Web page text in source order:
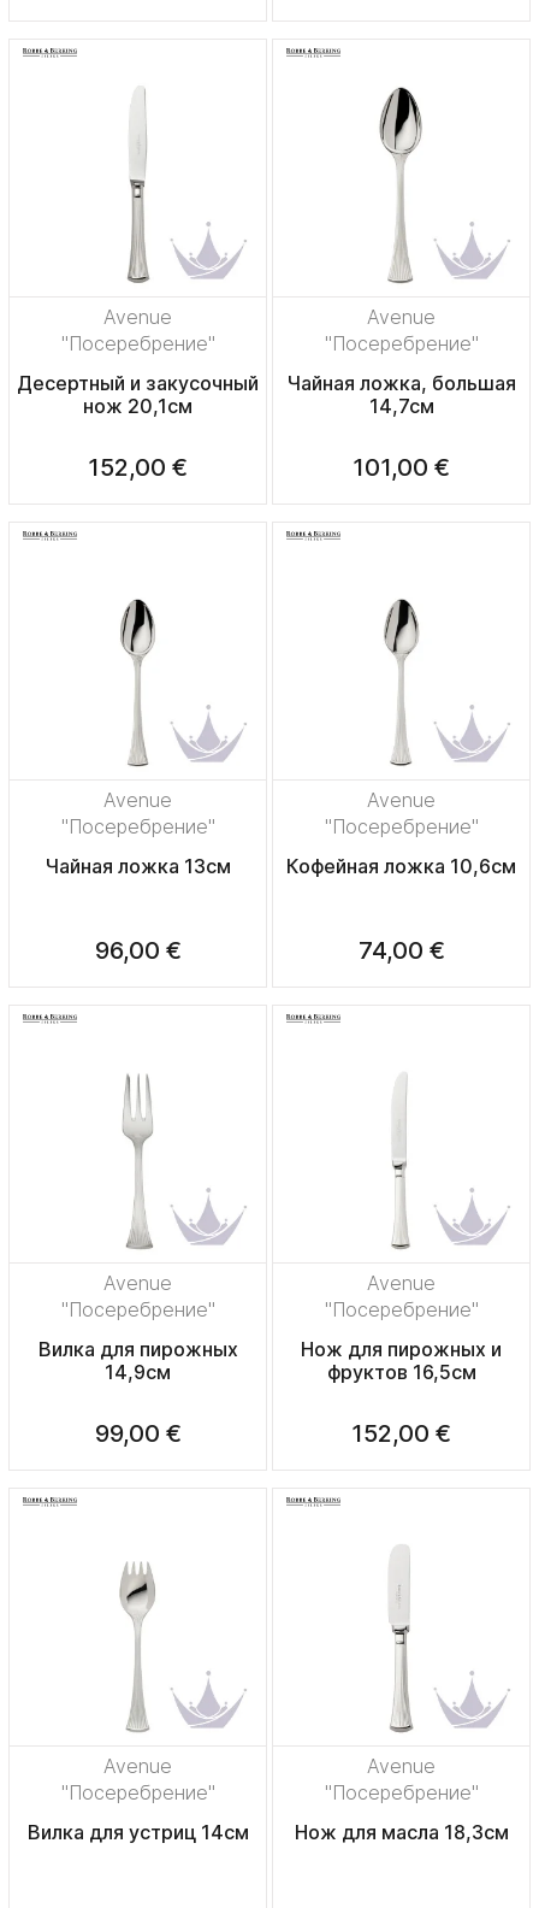
Avenue
"Посеребрение"
Десертный и закусочный
нож 20,1см
152,00 €
Avenue
"Посеребрение"
Чайная ложка, большая
14,7см
101,00 €
Avenue
"Посеребрение"
Чайная ложка 13см
96,00 €
Avenue
"Посеребрение"
Кофейная ложка 10,6см
74,00 €
Avenue
"Посеребрение"
Вилка для пирожных
14,9см
99,00 €
Avenue
"Посеребрение"
Нож для пирожных и
фруктов 16,5см
152,00 €
Avenue
"Посеребрение"
Вилка для устриц 14см
Avenue
"Посеребрение"
Нож для масла 18,3см